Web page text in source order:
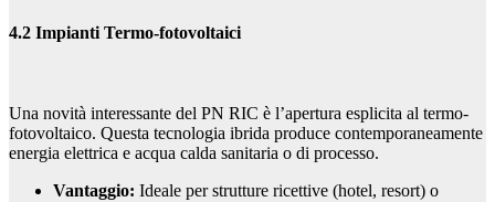
4.2 Impianti Termo-fotovoltaici
Una novità interessante del PN RIC è l’apertura esplicita al termo-
fotovoltaico. Questa tecnologia ibrida produce contemporaneamente
energia elettrica e acqua calda sanitaria o di processo.
Vantaggio: Ideale per strutture ricettive (hotel, resort) o